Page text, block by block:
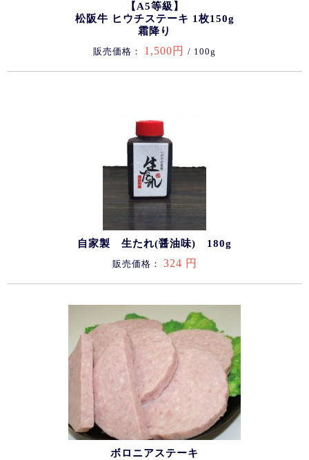
【A5等級】
松阪牛 ヒウチステーキ 1枚150g
霜降り
販売価格： 1,500円 / 100g
自家製 生たれ(醤油味) 180g
販売価格： 324 円
ボロニアステーキ